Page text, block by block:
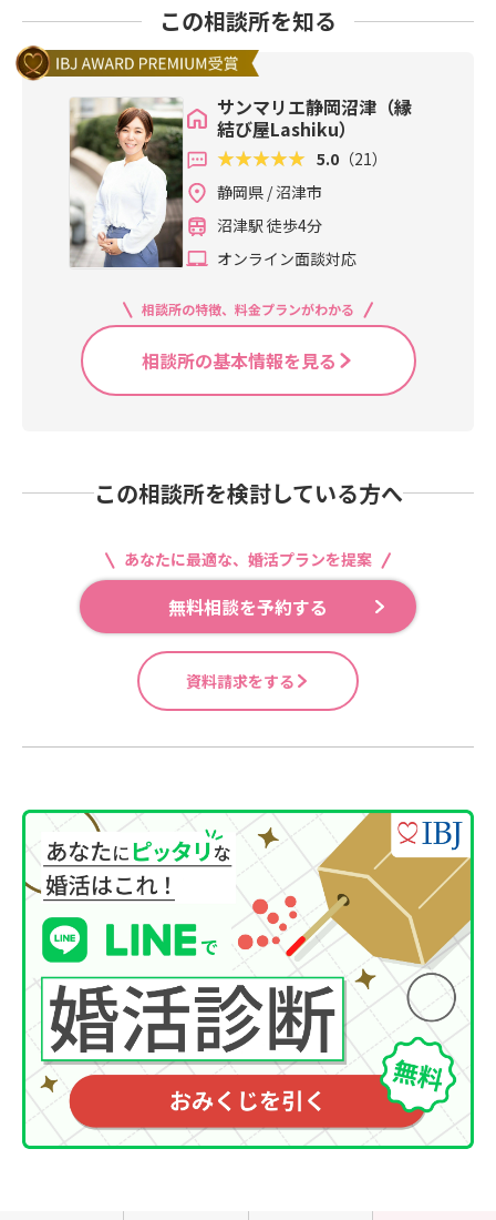
この相談所を知る
サンマリエ静岡沼津（縁
結び屋Lashiku）
5.0 （21）
静岡県 / 沼津市
沼津駅 徒歩4分
オンライン面談対応
相談所の特徴、料金プランがわかる
相談所の基本情報を見る
この相談所を検討している方へ
あなたに最適な、婚活プランを提案
無料相談を予約する
資料請求をする